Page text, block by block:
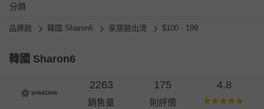
分類
品牌館 韓國 Sharon6 家居館出清 $100 - 199
韓國 Sharon6
2263
銷售量
175
則評價
4.8